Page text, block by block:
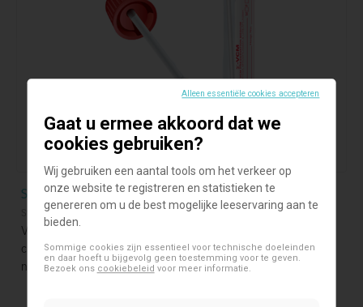
Sigma VCM
Swabs
Vloeibare cultuur swabs voor geautomatiseerde en
conventionele verwerking, compatibel voor het 2019-
nCoV-monster
Alleen essentiële cookies accepteren
Gaat u ermee akkoord dat we
cookies gebruiken?
Wij gebruiken een aantal tools om het verkeer op
onze website te registreren en statistieken te
genereren om u de best mogelijke leeservaring aan te
bieden.
Sommige cookies zijn essentieel voor technische doeleinden
en daar hoeft u bijgevolg geen toestemming voor te geven.
Bezoek ons cookiebeleid voor meer informatie.